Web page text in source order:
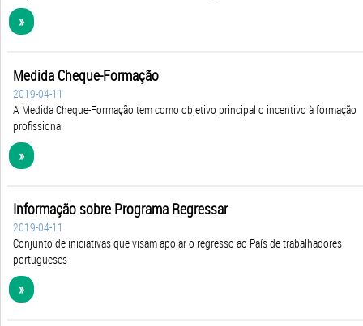
»
Medida Cheque-Formação
2019-04-11
A Medida Cheque-Formação tem como objetivo principal o incentivo à formação
profissional
»
Informação sobre Programa Regressar
2019-04-11
Conjunto de iniciativas que visam apoiar o regresso ao País de trabalhadores
portugueses
»